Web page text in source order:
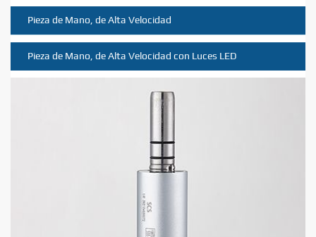
Pieza de Mano, de Alta Velocidad
Pieza de Mano, de Alta Velocidad con Luces LED